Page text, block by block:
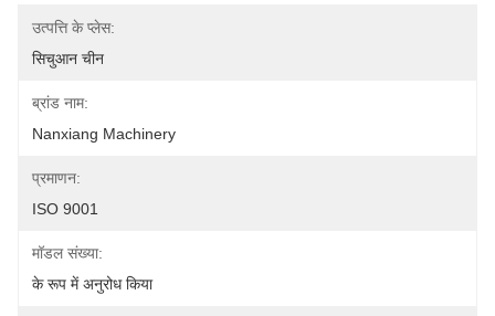
उत्पत्ति के प्लेस:
सिचुआन चीन
ब्रांड नाम:
Nanxiang Machinery
प्रमाणन:
ISO 9001
मॉडल संख्या:
के रूप में अनुरोध किया